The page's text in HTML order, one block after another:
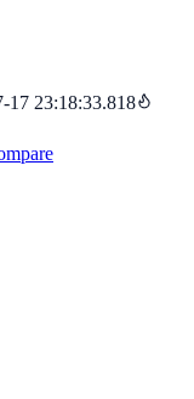
17 23:18:33.818